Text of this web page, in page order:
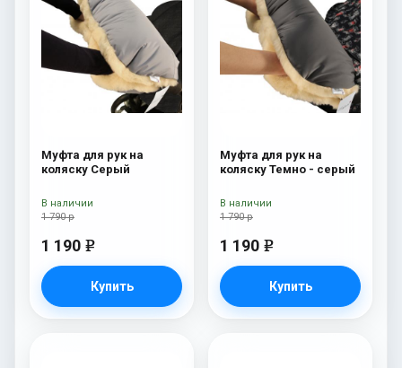
Муфта для рук на
коляску Серый
1 790 р
1 190 e
Купить
В наличии
Муфта для рук на
коляску Темно - серый
1 790 р
1 190 e
Купить
В наличии